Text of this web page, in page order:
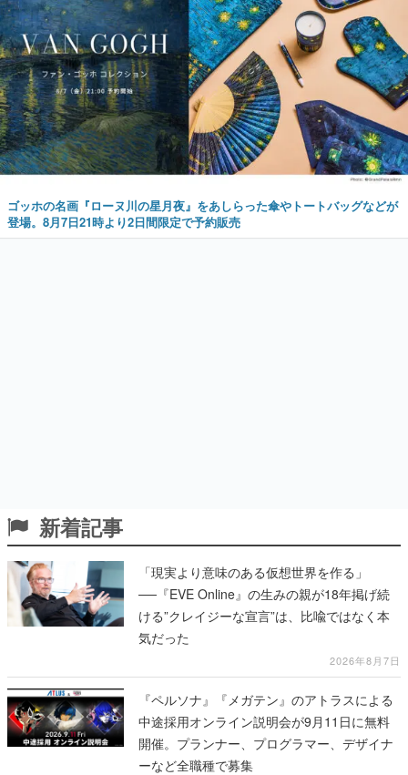
ゴッホの名画『ローヌ川の星月夜』をあしらった傘やトートバッグなどが
登場。8月7日21時より2日間限定で予約販売
新着記事
「現実より意味のある仮想世界を作る」
──『EVE Online』の生みの親が18年掲げ続
ける”クレイジーな宣言”は、比喩ではなく本
気だった
2026年8月7日
『ペルソナ』『メガテン』のアトラスによる
中途採用オンライン説明会が9月11日に無料
開催。プランナー、プログラマー、デザイナ
ーなど全職種で募集